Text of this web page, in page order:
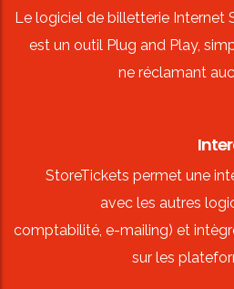
Le logiciel de billetterie Internet
est un outil Plug and Play,
ne réclamant
StoreTickets permet une
avec les autres
comptabilité, e-mailing) et
sur les